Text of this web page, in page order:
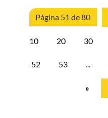
Página 51 de 80
10 20 30
52 53 ...
»